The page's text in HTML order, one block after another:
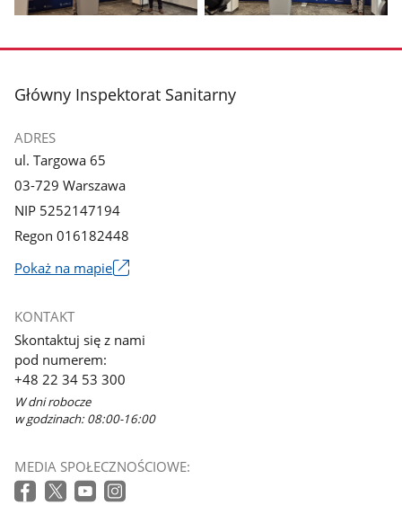
zdjęcie
galerii.
zdjęcie
galerii.
stopka
Główny Inspektorat Sanitarny
ADRES
ul. Targowa 65
03-729 Warszawa
NIP 5252147194
Regon 016182448
Pokaż na mapie
się
w
nowym
oknie
KONTAKT
Skontaktuj się z nami
pod numerem:
+48 22 34 53 300
W dni robocze
w godzinach: 08:00-16:00
MEDIA SPOŁECZNOŚCIOWE: